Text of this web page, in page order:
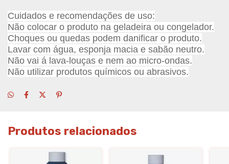
Cuidados e recomendações de uso:
Não colocar o produto na geladeira ou congelador.
Choques ou quedas podem danificar o produto.
Lavar com água, esponja macia e sabão neutro.
Não vai á lava-louças e nem ao micro-ondas.
Não utilizar produtos químicos ou abrasivos.
Produtos relacionados